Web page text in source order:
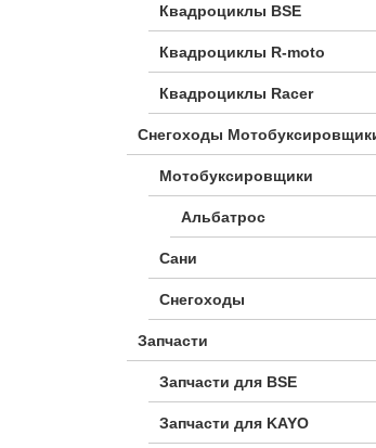
Квадроциклы BSE
Квадроциклы R-moto
Квадроциклы Racer
Снегоходы
Мотобуксировщики
Альбатрос
Сани
Снегоходы
Запчасти
Запчасти для BSE
Запчасти для KAYO